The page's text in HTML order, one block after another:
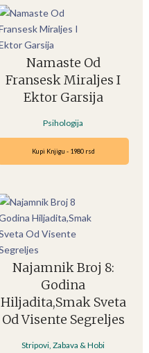
Namaste Od
Fransesk Miraljes I
Ektor Garsija
Psihologija
Kupi Knjigu - 1980 rsd
Najamnik Broj 8:
Godina
Hiljadita,Smak Sveta
Od Visente Segreljes
Stripovi, Zabava & Hobi